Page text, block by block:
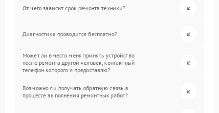
От чего зависит срок ремонта техники?
Диагностика проводится бесплатно?
Может ли вместо меня принять устройство
после ремонта другой человек, контактный
телефон которого я предоставлю?
Возможно ли получать обратную связь в
процессе выполнения ремонтных работ?